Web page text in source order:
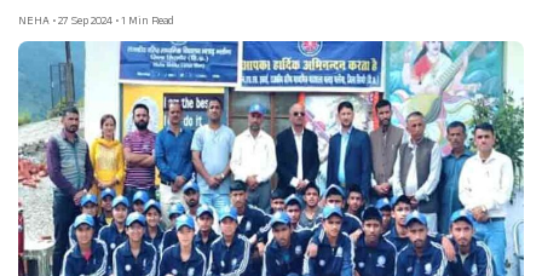
NEHA • 27 Sep 2024 • 1 Min Read